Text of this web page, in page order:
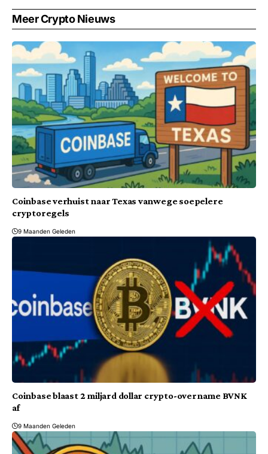
Meer Crypto Nieuws
Coinbase verhuist naar Texas vanwege soepelere
cryptoregels
9 Maanden Geleden
Coinbase blaast 2 miljard dollar crypto-overname BVNK
af
9 Maanden Geleden